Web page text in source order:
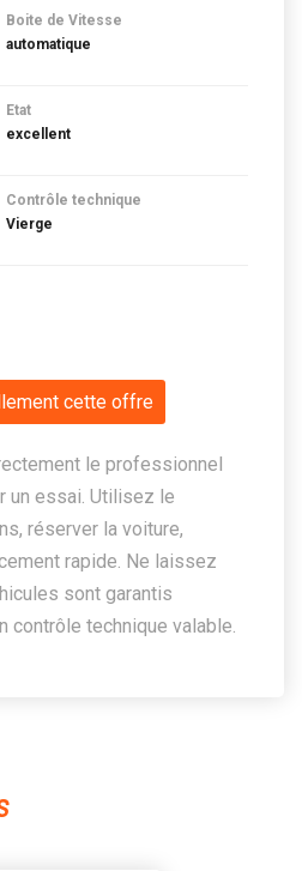
Boite de Vitesse
automatique
Etat
excellent
Contrôle technique
Vierge
cette offre
le professionnel
un essai. Utilisez le
réserver la voiture,
rapide. Ne laissez
sont garantis
contrôle technique valable.